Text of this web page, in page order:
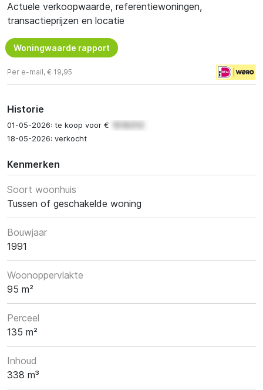
Actuele verkoopwaarde, referentiewoningen,
transactieprijzen en locatie
Woningwaarde rapport
Per e-mail, € 19,95
Historie
01-05-2026: te koop voor €
18-05-2026: verkocht
Kenmerken
Soort woonhuis
Tussen of geschakelde woning
Bouwjaar
1991
Woonoppervlakte
95 m²
Perceel
135 m²
Inhoud
338 m³